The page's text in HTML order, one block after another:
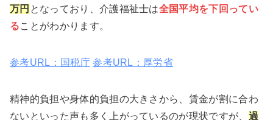
万円 となっており、介護福祉士は全国平均を下回ってい
ることがわかります。
参考URL：国税庁 参考URL：厚労省
精神的負担や身体的負担の大きさから、賃金が割に合わ
ないといった声も多く上がっているのが現状ですが、 過